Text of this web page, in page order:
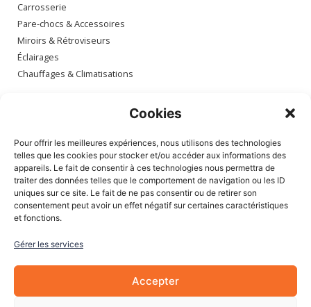
Cookies
Pour offrir les meilleures expériences, nous utilisons des technologies
telles que les cookies pour stocker et/ou accéder aux informations des
appareils. Le fait de consentir à ces technologies nous permettra de
traiter des données telles que le comportement de navigation ou les ID
uniques sur ce site. Le fait de ne pas consentir ou de retirer son
consentement peut avoir un effet négatif sur certaines caractéristiques
et fonctions.
Gérer les services
Accepter
Carrosserie
Pare-chocs & Accessoires
Miroirs & Rétroviseurs
Éclairages
Chauffages & Climatisations
Mon compte
Mes commandes
Mes adresses
Mon panier
Informations
À Propos de nous
Blog
Mentions légales